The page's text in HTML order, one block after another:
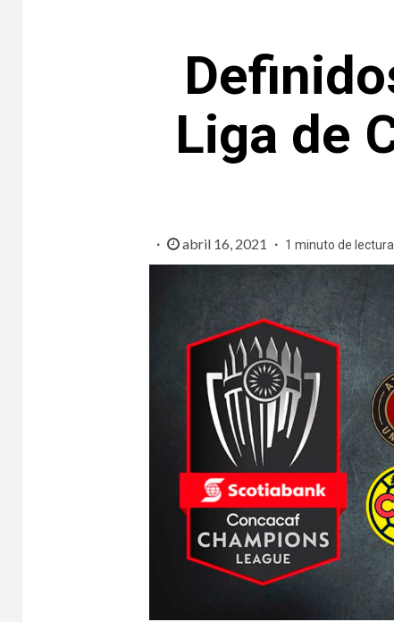
Liga de
abril 16, 2021 1 minuto de lectura